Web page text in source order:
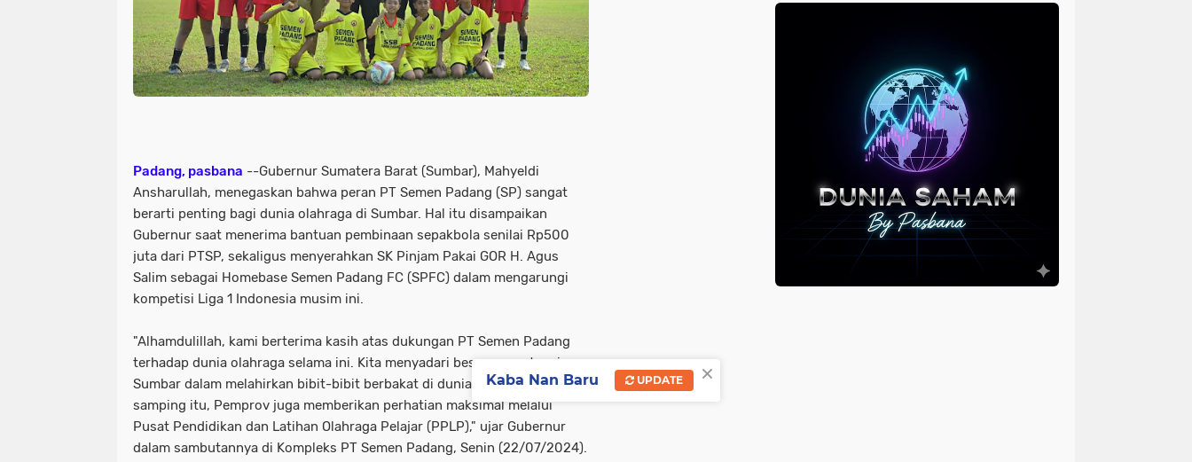
Padang, pasbana --Gubernur Sumatera Barat (Sumbar), Mahyeldi
Ansharullah, menegaskan bahwa peran PT Semen Padang (SP) sangat
berarti penting bagi dunia olahraga di Sumbar. Hal itu disampaikan
Gubernur saat menerima bantuan pembinaan sepakbola senilai Rp500
juta dari PTSP, sekaligus menyerahkan SK Pinjam Pakai GOR H. Agus
Salim sebagai Homebase Semen Padang FC (SPFC) dalam mengarungi
kompetisi Liga 1 Indonesia musim ini.
"Alhamdulillah, kami berterima kasih atas dukungan PT Semen Padang
terhadap dunia olahraga selama ini. Kita menyadari besarnya potensi
Sumbar dalam melahirkan bibit-bibit berbakat di dunia olahraga. Di
samping itu, Pemprov juga memberikan perhatian maksimal melalui
Pusat Pendidikan dan Latihan Olahraga Pelajar (PPLP)," ujar Gubernur
dalam sambutannya di Kompleks PT Semen Padang, Senin (22/07/2024).
×
Kaba Nan Baru UPDATE